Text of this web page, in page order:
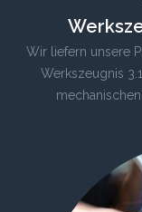
Wir liefern unsere
Werkszeugnis